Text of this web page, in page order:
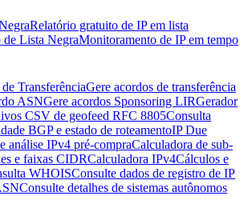
Relatório gratuito de IP em lista
Lista NegraMonitoramento de IP em tempo
TransferênciaGere acordos de transferência
ASNGere acordos Sponsoring LIRGerador
CSV de geofeed RFC 8805Consulta
BGP e estado de roteamentoIP Due
análise IPv4 pré-compraCalculadora de sub-
e faixas CIDRCalculadora IPv4Cálculos e
WHOISConsulte dados de registro de IP
Consulte detalhes de sistemas autônomos